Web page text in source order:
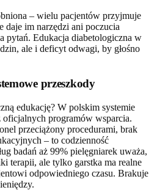
– wielu pacjentów przyjmuje
daje im narzędzi ani poczucia
pytań. Edukacja diabetologiczna w
ale i deficyt odwagi, by głośno
przeszkody
edukację? W polskim systemie
programów wsparcia.
przeciążony procedurami, brak
– to codzienność
badań aż 99% pielęgniarek uważa,
terapii, ale tylko garstka ma realne
odpowiedniego czasu. Brakuje